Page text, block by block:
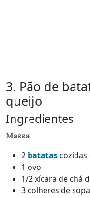
3. Pão de
queijo
Ingredientes
Massa
2 batatas cozidas
1 ovo
1/2 xícara de chá
3 colheres de